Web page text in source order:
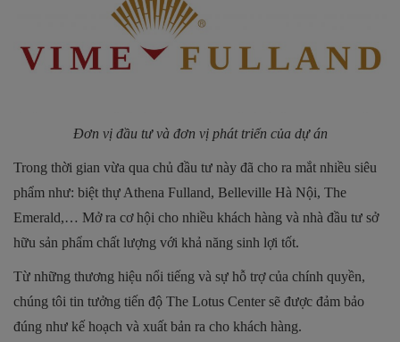
Đơn vị đầu tư và đơn vị phát triển của dự án
Trong thời gian vừa qua chủ đầu tư này đã cho ra mắt nhiều siêu
phẩm như: biệt thự Athena Fulland, Belleville Hà Nội, The
Emerald,… Mở ra cơ hội cho nhiều khách hàng và nhà đầu tư sở
hữu sản phẩm chất lượng với khả năng sinh lợi tốt.
Từ những thương hiệu nổi tiếng và sự hỗ trợ của chính quyền,
chúng tôi tin tưởng tiến độ The Lotus Center sẽ được đảm bảo
đúng như kế hoạch và xuất bản ra cho khách hàng.